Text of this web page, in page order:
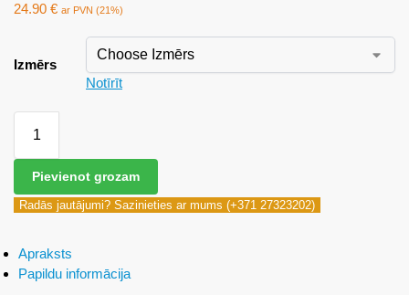
24.90 € ar PVN (21%)
Izmērs
Notīrīt
Pievienot grozam
Radās jautājumi? Sazinieties ar mums (+371 27323202)
Apraksts
Papildu informācija